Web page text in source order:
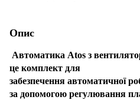
Опис
Автоматика Atos з
це комплект для
забезпечення автоматичної
за допомогою регулювання